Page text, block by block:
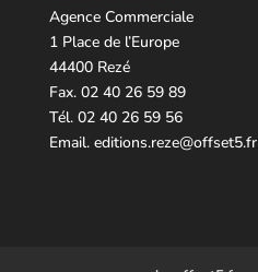
Agence Commerciale
1 Place de l’Europe
44400 Rezé
Fax. 02 40 26 59 89
Tél. 02 40 26 59 56
Email. editions.reze@offset5.fr